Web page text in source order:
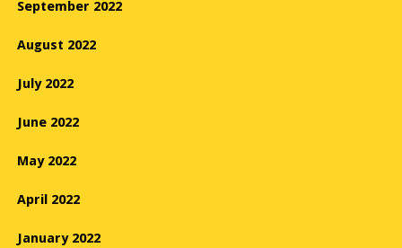
September 2022
August 2022
July 2022
June 2022
May 2022
April 2022
January 2022